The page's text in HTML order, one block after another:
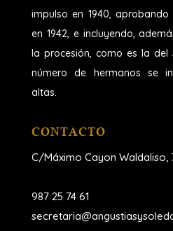
impulso en 1940,
en 1942, e incluyendo,
la procesión, como es la del
número de hermanos se
altas.
CONTACTO
C/Máximo Cayon Waldaliso,
987 25 74 61